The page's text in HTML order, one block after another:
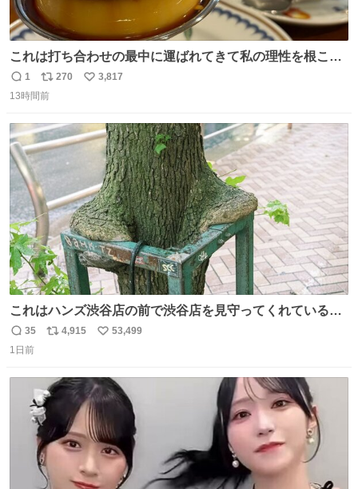
これは打ち合わせの最中に運ばれてきて私の理性を根こそ
ぎ奪い去ったプリンの写真です。
返
信
1
リ
ポ
ト
数
270
い
数
3,817
13時間前
これはハンズ渋谷店の前で渋谷店を見守ってくれている
「くつろ木」。
返
信
35
リ
ト
4,915
い
数
53,499
1日前